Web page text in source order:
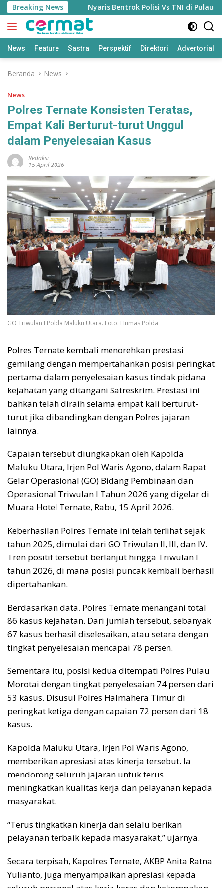
Langsung
ke
konten
Breaking News
Ternate Nyaris Bentrok Polisi Vs TNI di Pulau
News Feature Sastra Perspektif Direktori Advertorial
Beranda News
News
Polres Ternate Konsisten Teratas,
Empat Kali Berturut-turut Unggul
dalam Penyelesaian Kasus
Redaksi
15 April 2026
GO Triwulan I Polda Maluku Utara. Foto: Humas Polda
Polres Ternate kembali menorehkan prestasi
gemilang dengan mempertahankan posisi peringkat
pertama dalam penyelesaian kasus tindak pidana
kejahatan yang ditangani Satreskrim. Prestasi ini
bahkan telah diraih selama empat kali berturut-
turut jika dibandingkan dengan Polres jajaran
lainnya.
Capaian tersebut diungkapkan oleh Kapolda
Maluku Utara, Irjen Pol Waris Agono, dalam Rapat
Gelar Operasional (GO) Bidang Pembinaan dan
Operasional Triwulan I Tahun 2026 yang digelar di
Muara Hotel Ternate, Rabu, 15 April 2026.
Keberhasilan Polres Ternate ini telah terlihat sejak
tahun 2025, dimulai dari GO Triwulan II, III, dan IV.
Tren positif tersebut berlanjut hingga Triwulan I
tahun 2026, di mana posisi puncak kembali berhasil
dipertahankan.
Berdasarkan data, Polres Ternate menangani total
86 kasus kejahatan. Dari jumlah tersebut, sebanyak
67 kasus berhasil diselesaikan, atau setara dengan
tingkat penyelesaian mencapai 78 persen.
Sementara itu, posisi kedua ditempati Polres Pulau
Morotai dengan tingkat penyelesaian 74 persen dari
53 kasus. Disusul Polres Halmahera Timur di
peringkat ketiga dengan capaian 72 persen dari 18
kasus.
Kapolda Maluku Utara, Irjen Pol Waris Agono,
memberikan apresiasi atas kinerja tersebut. Ia
mendorong seluruh jajaran untuk terus
meningkatkan kualitas kerja dan pelayanan kepada
masyarakat.
“Terus tingkatkan kinerja dan selalu berikan
pelayanan terbaik kepada masyarakat,” ujarnya.
Secara terpisah, Kapolres Ternate, AKBP Anita Ratna
Yulianto, juga menyampaikan apresiasi kepada